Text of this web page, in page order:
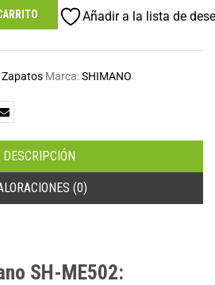
Añadir a la lista de
Zapatos Marca:SHIMANO
DESCRIPCIÓN
(0)
SH-ME502: